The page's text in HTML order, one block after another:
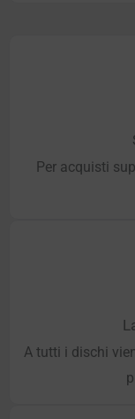
Per acquisti
A tutti i dischi